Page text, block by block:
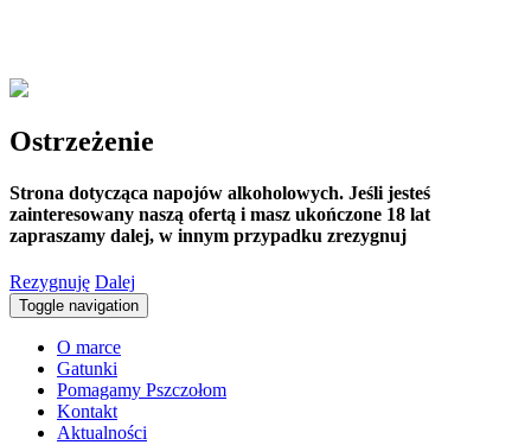
Ostrzeżenie
Strona dotycząca napojów alkoholowych. Jeśli jesteś
zainteresowany naszą ofertą i masz ukończone 18 lat
zapraszamy dalej, w innym przypadku zrezygnuj
Rezygnuję Dalej
Toggle navigation
O marce
Gatunki
Pomagamy Pszczołom
Kontakt
Aktualności